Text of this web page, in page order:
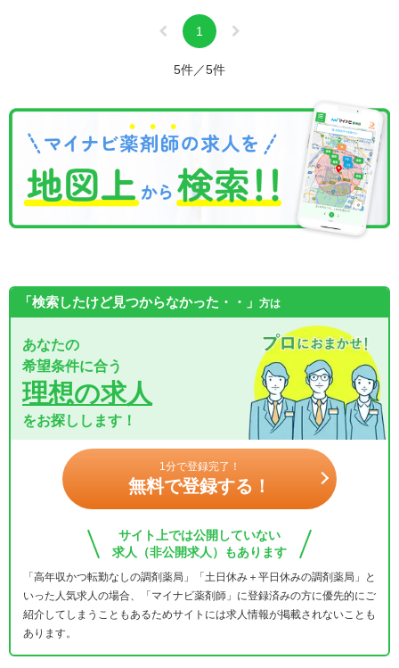
1
5件／5件
「検索したけど見つからなかった・・」 方は
あなたの
希望条件に合う
理想の求人
をお探しします！
1分で登録完了！
無料で登録する！
サイト上では公開していない
求人（非公開求人）もあります
「高年収かつ転勤なしの調剤薬局」「土日休み＋平日休みの調剤薬局」と
いった人気求人の場合、「マイナビ薬剤師」に登録済みの方に優先的にご
紹介してしまうこともあるためサイトには求人情報が掲載されないことも
あります。